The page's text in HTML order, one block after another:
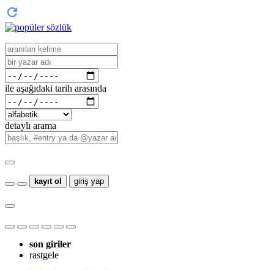
ile aşağıdaki tarih arasında
detaylı arama
kayıt ol giriş yap
son giriler
rastgele